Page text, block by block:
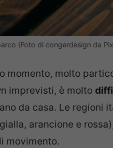
(Foto di congerdesign da
momento, molto
imprevisti, è molto
da casa. Le regioni
arancione e
movimento.